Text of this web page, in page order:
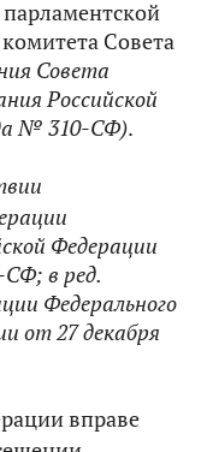
Совета
Совета
Российской
№ 310-СФ).
Федерации
СФ; в ред.
Федерального
от 27 декабря
вправе